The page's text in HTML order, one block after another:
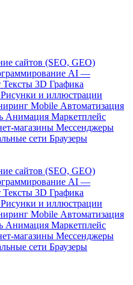
сайтов (SEO, GEO)
AI —
Тексты 3D Графика
Рисунки и иллюстрации
Mobile Автоматизация
Анимация Маркетплейс
магазины Мессенджеры
сети Браузеры
сайтов (SEO, GEO)
AI —
Тексты 3D Графика
Рисунки и иллюстрации
Mobile Автоматизация
Анимация Маркетплейс
магазины Мессенджеры
сети Браузеры